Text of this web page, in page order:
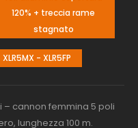
120% + treccia rame
stagnato
XLR5MX - XLR5FP
– cannon femmina 5 poli
lunghezza 100 m.